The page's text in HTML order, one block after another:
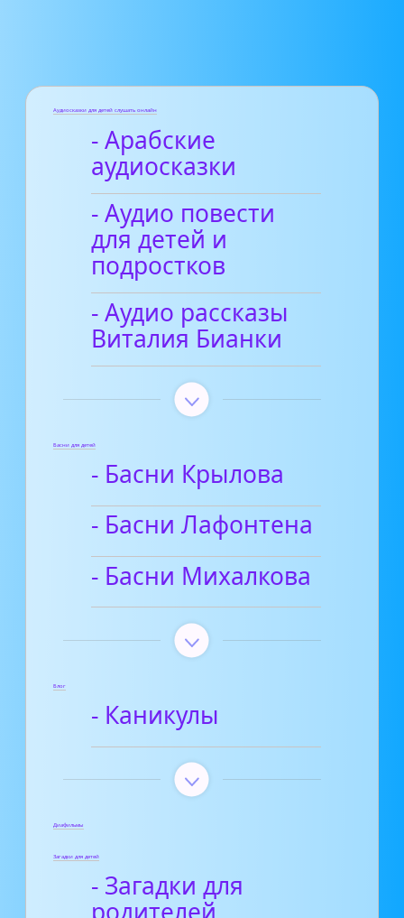
Аудиосказки для детей слушать онлайн
- Арабские
аудиосказки
- Аудио повести
для детей и
подростков
- Аудио рассказы
Виталия Бианки
Басни для детей
- Басни Крылова
- Басни Лафонтена
- Басни Михалкова
Блог
- Каникулы
Диафильмы
Загадки для детей
- Загадки для